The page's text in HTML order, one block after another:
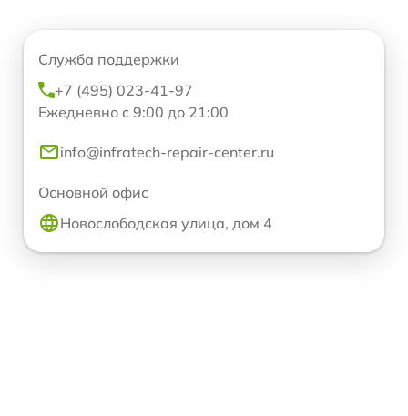
Служба поддержки
+7 (495) 023-41-97
Ежедневно с 9:00 до 21:00
info@infratech-repair-center.ru
Основной офис
Новослободская улица, дом 4